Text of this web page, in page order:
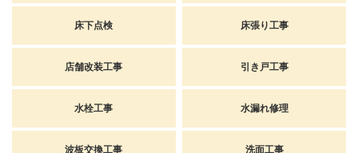
床下点検 床張り工事
店舗改装工事 引き戸工事
水栓工事 水漏れ修理
波板交換工事 洗面工事